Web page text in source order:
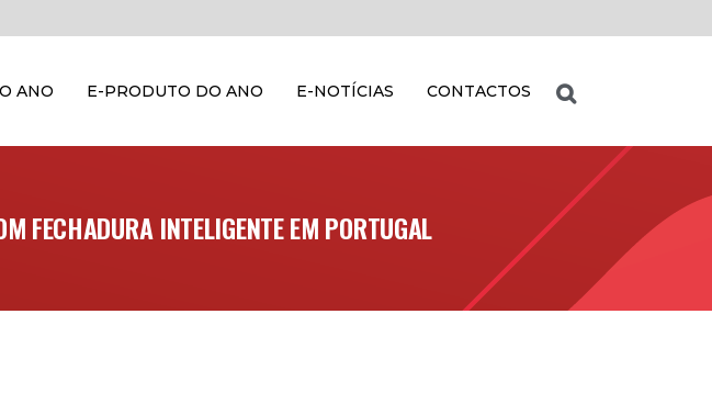
ANO E-PRODUTO DO ANO E-NOTÍCIAS CONTACTOS
FECHADURA INTELIGENTE EM PORTUGAL